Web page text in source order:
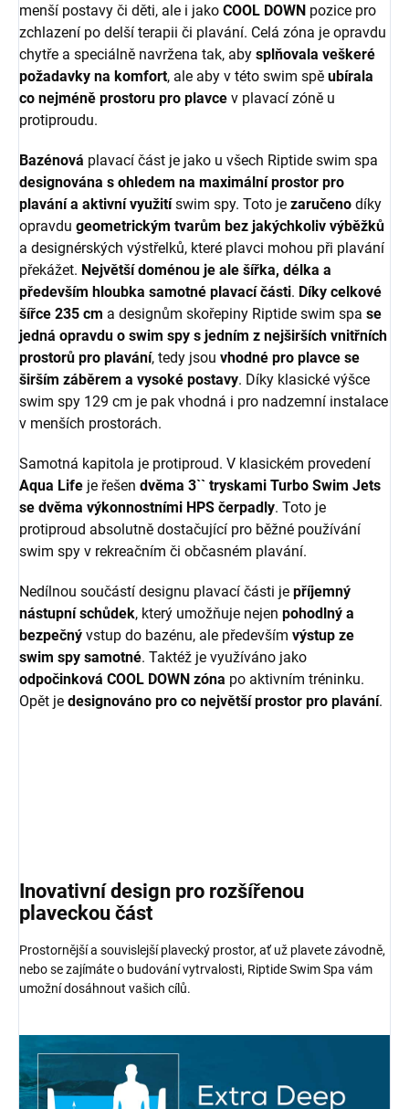
menší postavy či děti, ale i jako COOL DOWN pozice pro
zchlazení po delší terapii či plavání. Celá zóna je opravdu
chytře a speciálně navržena tak, aby splňovala veškeré
požadavky na komfort, ale aby v této swim spě ubírala
co nejméně prostoru pro plavce v plavací zóně u
protiproudu.
Bazénová plavací část je jako u všech Riptide swim spa
designována s ohledem na maximální prostor pro
plavání a aktivní využitíswim spy. Toto je zaručeno díky
opravdu geometrickým tvarům bez jakýchkoliv výběžků
a designérských výstřelků, které plavci mohou při plavání
překážet. Největší doménou je ale šířka, délka a
především hloubka samotné plavací části. Díky celkové
šířce 235 cm a designům skořepiny Riptide swim spa se
jedná opravdu o swim spy s jedním z nejširších vnitřních
prostorů pro plavání, tedy jsou vhodné pro plavce se
širším záběrem a vysoké postavy. Díky klasické výšce
swim spy 129 cm je pak vhodná i pro nadzemní instalace
v menších prostorách.
Samotná kapitola je protiproud. V klasickém provedení
Aqua Life je řešen dvěma 3`` tryskami Turbo Swim Jets
se dvěma výkonnostními HPS čerpadly. Toto je
protiproud absolutně dostačující pro běžné používání
swim spy v rekreačním či občasném plavání.
Nedílnou součástí designu plavací části je příjemný
nástupní schůdek, který umožňuje nejen pohodlný a
bezpečný vstup do bazénu, ale především výstup ze
swim spy samotné. Taktéž je využíváno jako
odpočinková COOL DOWN zóna po aktivním tréninku.
Opět je designováno pro co největší prostor pro plavání.
Inovativní design pro rozšířenou
plaveckou část
Prostornější a souvislejší plavecký prostor, ať už plavete závodně,
nebo se zajímáte o budování vytrvalosti, Riptide Swim Spa vám
umožní dosáhnout vašich cílů.